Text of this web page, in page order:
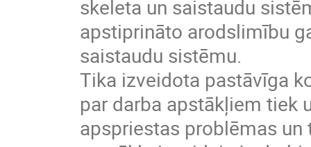
skeleta un saistaudu
apstiprināto arodslimību
saistaudu sistēmu.
Tika izveidota pastāvīga
par darba apstākļiem tiek
apspriestas problēmas